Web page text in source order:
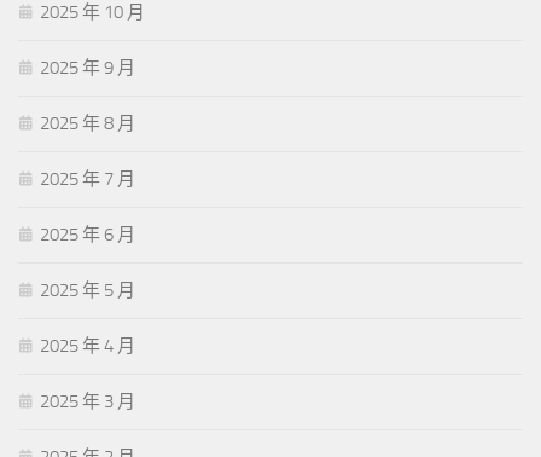
2025 年 10 月
2025 年 9 月
2025 年 8 月
2025 年 7 月
2025 年 6 月
2025 年 5 月
2025 年 4 月
2025 年 3 月